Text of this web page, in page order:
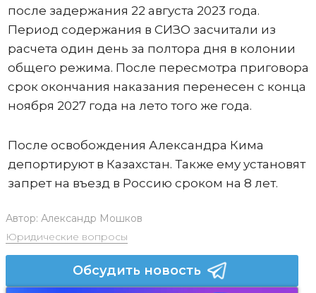
после задержания 22 августа 2023 года.
Период содержания в СИЗО засчитали из
расчета один день за полтора дня в колонии
общего режима. После пересмотра приговора
срок окончания наказания перенесен с конца
ноября 2027 года на лето того же года.
После освобождения Александра Кима
депортируют в Казахстан. Также ему установят
запрет на въезд в Россию сроком на 8 лет.
Автор: Александр Мошков
Юридические вопросы
Обсудить новость